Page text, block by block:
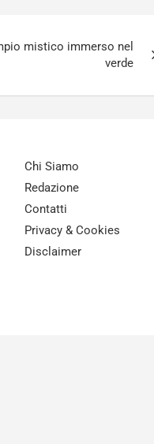
mistico immerso nel
verde
Chi Siamo
Redazione
Contatti
Privacy & Cookies
Disclaimer